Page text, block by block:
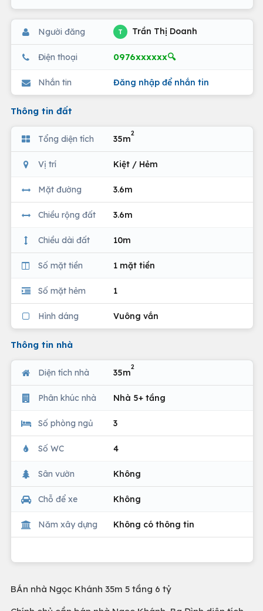
Người đăng T Trần Thị Doanh
Điện thoại 0976xxxxxx🔍
Nhắn tin Đăng nhập để nhắn tin
Thông tin đất
Tổng diện tích 35m
2
Vị trí Kiệt / Hẻm
Mặt đường 3.6m
Chiều rộng đất 3.6m
Chiều dài đất 10m
Số mặt tiền 1 mặt tiền
Số mặt hẻm 1
Hình dáng Vuông vắn
Thông tin nhà
Diện tích nhà 35m
2
Phân khúc nhà Nhà 5+ tầng
Số phòng ngủ 3
Số WC 4
Sân vườn Không
Chỗ để xe Không
Năm xây dựng Không có thông tin
BÁn nhà Ngọc Khánh 35m 5 tầng 6 tỷ